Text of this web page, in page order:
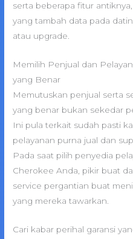
serta beberapa fitur
yang tambah data pada
atau upgrade.
Memilih Penjual dan
yang Benar
Memutuskan penjual serta
yang benar bukan sekedar
Ini pula terkait sudah pasti
pelayanan purna jual dan
Pada saat pilih penyedia
Cherokee Anda, pikir buat
service pergantian buat
yang mereka tawarkan.
Cari kabar perihal garansi